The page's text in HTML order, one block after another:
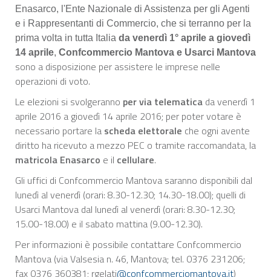
Enasarco, l'Ente Nazionale di Assistenza per gli Agenti
e i Rappresentanti di Commercio, che si terranno per la
prima volta in tutta Italia da venerdì 1° aprile a giovedì
14 aprile Confcommercio Mantova e Usarci Mantova
sono a disposizione per assistere le imprese nelle
operazioni di voto.
Le elezioni si svolgeranno per via telematica da venerdì 1
aprile 2016 a giovedì 14 aprile 2016; per poter votare è
necessario portare la scheda elettorale che ogni avente
diritto ha ricevuto a mezzo PEC o tramite raccomandata, la
matricola Enasarco e il cellulare.
Gli uffici di Confcommercio Mantova saranno disponibili dal
lunedì al venerdì (orari: 8.30-12.30; 14.30-18.00); quelli di
Usarci Mantova dal lunedì al venerdì (orari: 8.30-12.30;
15.00-18.00) e il sabato mattina (9.00-12.30).
Per informazioni è possibile contattare Confcommercio
Mantova (via Valsesia n. 46, Mantova; tel. 0376 231206;
fax 0376 360381; rgelati@confcommerciomantova.it)